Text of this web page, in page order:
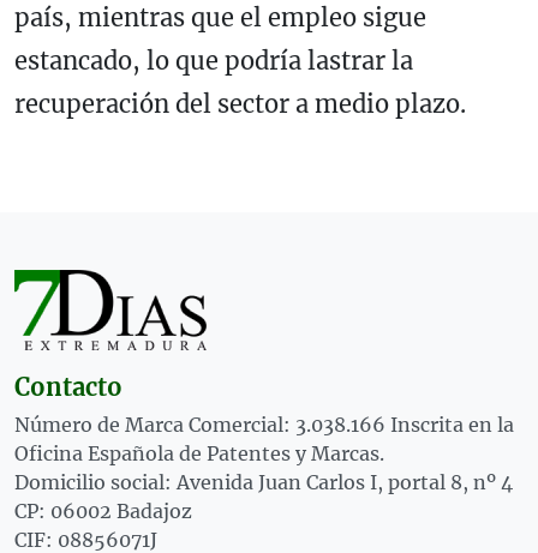
país, mientras que el empleo sigue
estancado, lo que podría lastrar la
recuperación del sector a medio plazo.
Contacto
Número de Marca Comercial: 3.038.166 Inscrita en la
Oficina Española de Patentes y Marcas.
Domicilio social: Avenida Juan Carlos I, portal 8, nº 4
CP: 06002 Badajoz
CIF: 08856071J